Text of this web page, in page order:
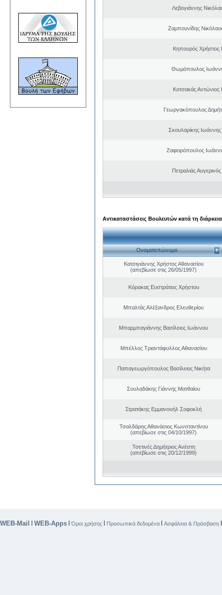
Λεβογιάννης
Ζαμπουνίδης
Κηπουρός Χρήστος
Θωμόπουλος
Κοτσακάς Αντώνιος
Γεωργακόπουλος
Σκουλαρίκης
Ζαφειρόπουλος
Πετραλιάς
Αντικαταστάσεις Βουλευτών κατά τη
Ονοματεπώνυμο
Κατσιγιάννης Χρήστος Αθανασίου
(απεβίωσε στις 26/05/1997)
Κόρακας Ευστράτιος Χρήστου
Μπαλτάς Αλέξανδρος Ελευθερίου
Μπαρμπαγιάννης Βασίλειος Ιωάννου
Μπέλλος Τριαντάφυλλος Αθανασίου
Παπαγεωργόπουλος Βασίλειος Νικήτα
Σουλαδάκης Γιάννης Ματθαίου
Στρατάκης Εμμανουήλ Σοφοκλή
Τσαλδάρης Αθανάσιος Κωνσταντίνου
(απεβίωσε στις 04/10/1997)
Τσετινές Δημήτριος Ανέστη
(απεβίωσε στις 20/12/1999)
WEB-Mail | WEB-Apps |Όροι χρήσης | Προσωπικά δεδομένα | Ασφάλεια & Πρόσβαση